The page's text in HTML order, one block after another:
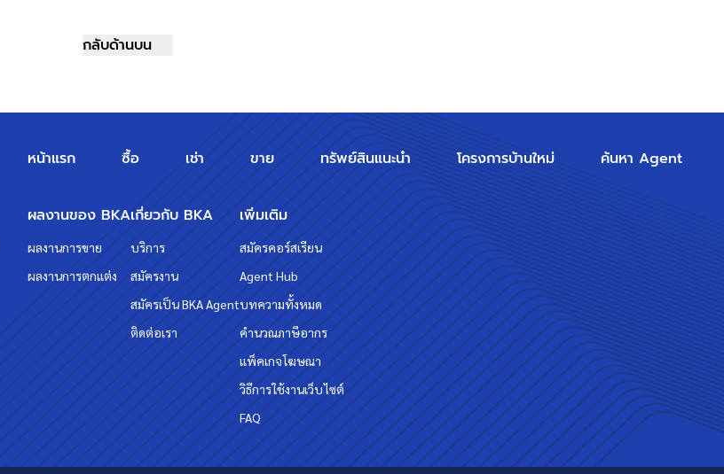
กลับด้านบน
หน้าแรก ซื้อ เช่า ขาย ทรัพย์สินแนะนำ โครงการบ้านใหม่ ค้นหา Agent
ผลงานของ BKA
ผลงานการขาย
ผลงานการตกแต่ง
เกี่ยวกับ BKA
บริการ
สมัครงาน
สมัครเป็น BKA Agent
ติดต่อเรา
เพิ่มเติม
สมัครคอร์สเรียน
Agent Hub
บทความทั้งหมด
คำนวณภาษีอากร
แพ็คเกจโฆษณา
วิธีการใช้งานเว็บไซต์
FAQ